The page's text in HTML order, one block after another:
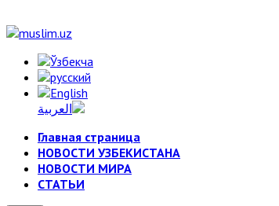
Главная страница
НОВОСТИ УЗБЕКИСТАНА
НОВОСТИ МИРА
СТАТЬИ